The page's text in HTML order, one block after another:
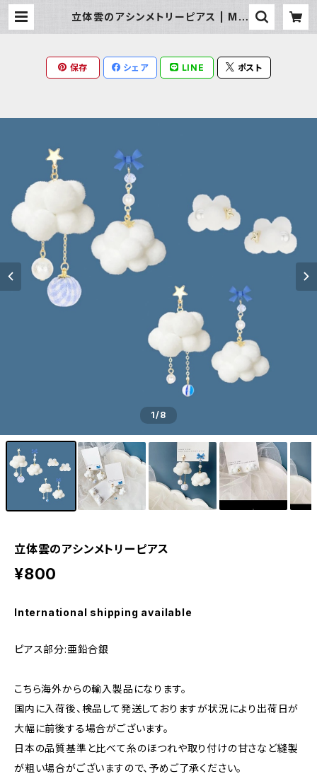
立体雲のアシンメトリーピアス | Mil
保存 シェア LINE ポスト
1/8
立体雲のアシンメトリーピアス
¥800
International shipping available
ピアス部分:亜鉛合銀
こちら海外からの輸入製品になります。
国内に入荷後、検品して発送しておりますが状況により出荷日が
大幅に前後する場合がございます。
日本の品質基準と比べて糸のほつれや取り付けの甘さなど縫製
が粗い場合がございますので、予めご了承ください。